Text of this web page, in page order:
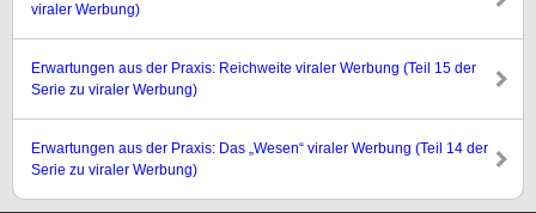
viraler Werbung)
Erwartungen aus der Praxis: Reichweite viraler Werbung (Teil 15 der
Serie zu viraler Werbung)
Erwartungen aus der Praxis: Das „Wesen“ viraler Werbung (Teil 14 der
Serie zu viraler Werbung)